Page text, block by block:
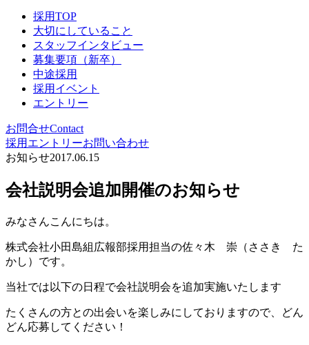
採用TOP
大切にしていること
スタッフインタビュー
募集要項（新卒）
中途採用
採用イベント
エントリー
お問合せContact
採用エントリーお問い合わせ
お知らせ2017.06.15
会社説明会追加開催のお知らせ
みなさんこんにちは。
株式会社小田島組広報部採用担当の佐々木 崇（ささき た
かし）です。
当社では以下の日程で会社説明会を追加実施いたします
たくさんの方との出会いを楽しみにしておりますので、どん
どん応募してください！